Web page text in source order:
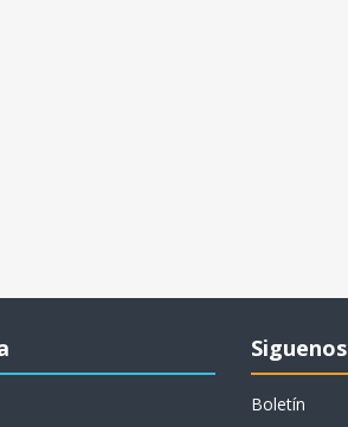
Siguenos
Boletín